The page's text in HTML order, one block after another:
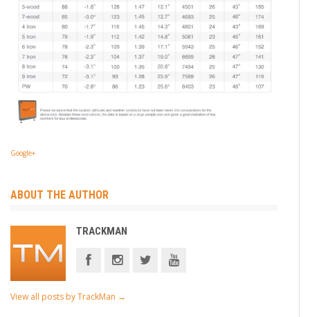
Google+
ABOUT THE AUTHOR
TRACKMAN
View all posts by TrackMan →